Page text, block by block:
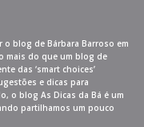
blog de Bárbara Barroso em
mais do que um blog de
das ‘smart choices’
e dicas para
o blog As Dicas da Bá é um
partilhamos um pouco